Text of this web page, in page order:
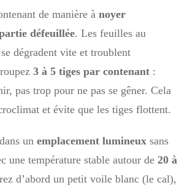
de manière à noyer
défeuillée. Les feuilles au
dégradent vite et troublent
3 à 5 tiges par contenant :
pas trop pour ne pas se gêner. Cela
et évite que les tiges flottent.
un emplacement lumineux sans
une température stable autour de 20 à
d’abord un petit voile blanc (le cal),